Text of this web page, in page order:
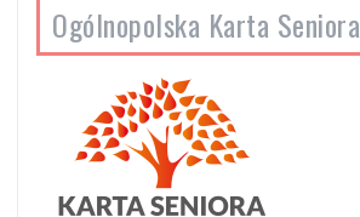
Ogólnopolska Karta Seniora